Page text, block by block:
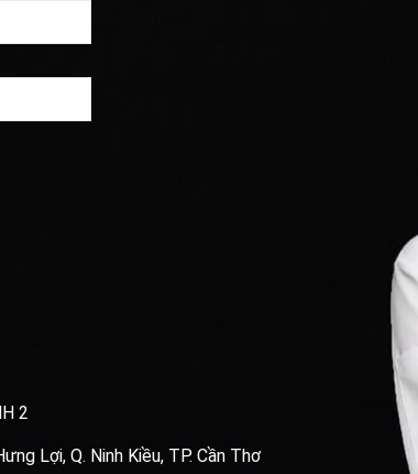
2
Lợi, Q. Ninh Kiều, TP. Cần Thơ